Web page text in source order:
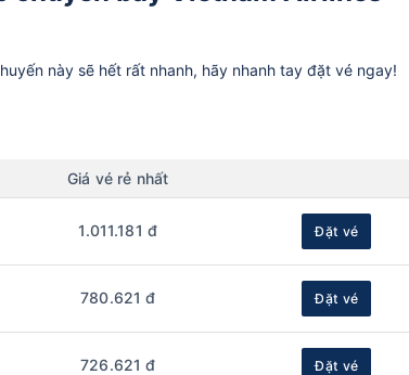
này sẽ hết rất nhanh, hãy nhanh tay đặt vé ngay!
Giá vé rẻ nhất
1.011.181 đ Đặt vé
780.621 đ Đặt vé
726.621 đ Đặt vé